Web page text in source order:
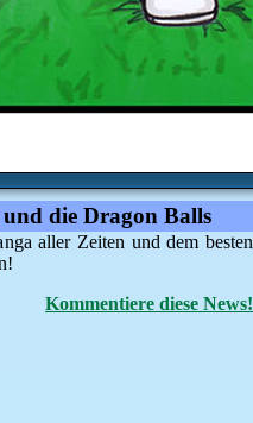
die Dragon Balls
aller Zeiten und dem besten
Kommentiere diese News!